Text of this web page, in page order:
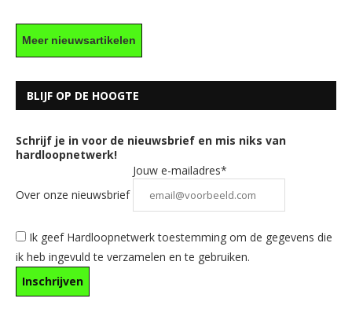
Meer nieuwsartikelen
BLIJF OP DE HOOGTE
Schrijf je in voor de nieuwsbrief en mis niks van
hardloopnetwerk!
Over onze nieuwsbrief
Jouw e-mailadres*
Ik geef Hardloopnetwerk toestemming om de gegevens die
ik heb ingevuld te verzamelen en te gebruiken.